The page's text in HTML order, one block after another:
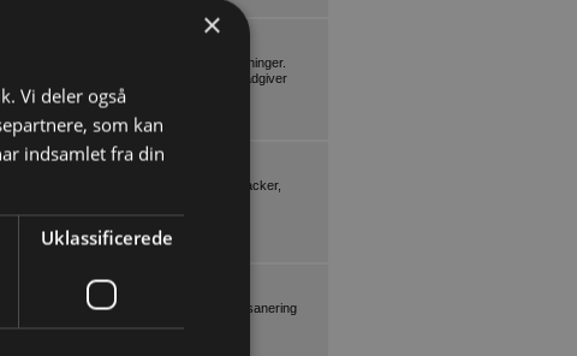
DAN-DOORS
Effektive dør/port-løsninger.
Brancheekspert og rådgiver
N. C. NIELSEN
Gaffeltruck, Reachstacker,
Nedbrydning og Miljøsanering
×
Vi deler også
som kan
indsamlet fra din
Uklassificerede